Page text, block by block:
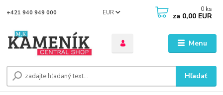
Menu
EUR
Hľadať
+421 940 949 000 0 ks
za 0,00 EUR